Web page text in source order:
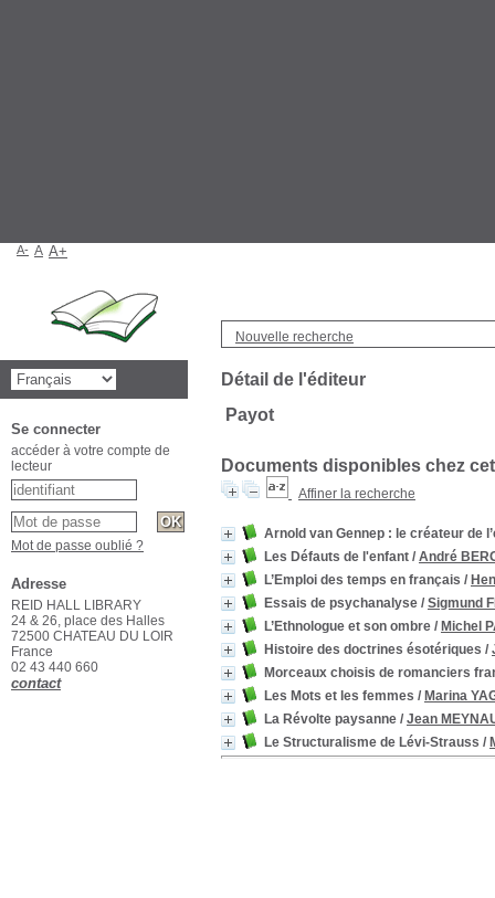
Nouvelle recherche
Détail de l'éditeur
Payot
Documents disponibles chez
Affiner la recherche
Arnold van Gennep : le créateur de
Les Défauts de l'enfant / André
L’Emploi des temps en français /
Essais de psychanalyse / Sigmund
L’Ethnologue et son ombre / Michel
Histoire des doctrines ésotériques /
Morceaux choisis de romanciers
Les Mots et les femmes / Marina
La Révolte paysanne / Jean
Le Structuralisme de Lévi-Strauss /
A- A A+
Se connecter
accéder à votre compte de
lecteur
Mot de passe oublié ?
Adresse
REID HALL LIBRARY
24 & 26, place des Halles
72500 CHATEAU DU LOIR
France
02 43 440 660
contact